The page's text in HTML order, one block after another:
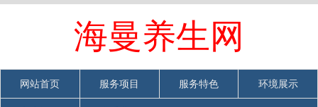
网站首页 加入收藏
海曼养生网
网站首页 服务项目 服务特色 环境展示